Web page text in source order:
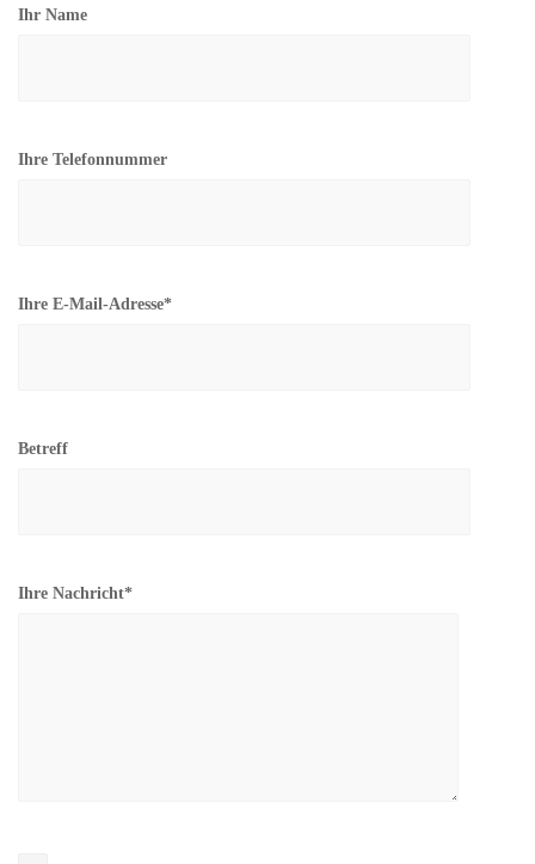
Ihr Name
Ihre Telefonnummer
Ihre E-Mail-Adresse*
Betreff
Ihre Nachricht*